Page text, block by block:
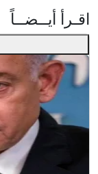
اقـرأ أيــضــاً